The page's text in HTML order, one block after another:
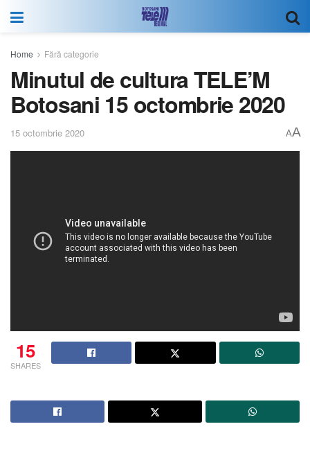
Home Fără categorie
Minutul de cultura TELE’M
Botosani 15 octombrie 2020
15 octombrie 2020 AA
15
SHARES